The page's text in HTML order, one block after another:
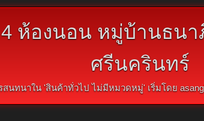
ห้องนอน หมู่บ้านธน
ศรีนครินทร์
สนทนาใน 'สินค้าทั่วไป ไม่มีหมวดหมู่' เริ่มโดย